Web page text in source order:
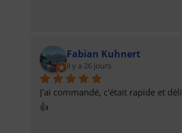
Fabian Kuhnert
il y a 26 jours
J'ai commandé, c'était rapide et
👍